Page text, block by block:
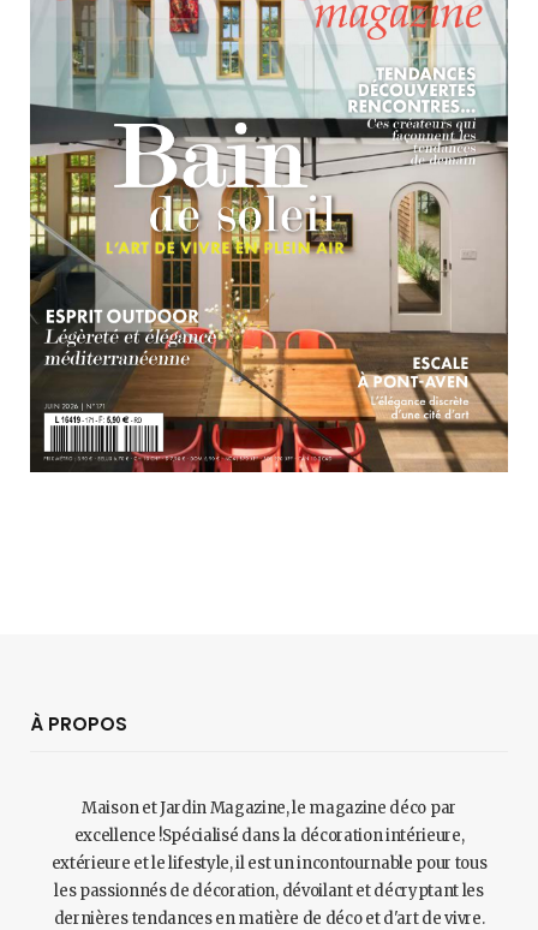
À PROPOS
Maison et Jardin Magazine, le magazine déco par
excellence !Spécialisé dans la décoration intérieure,
extérieure et le lifestyle, il est un incontournable pour tous
les passionnés de décoration, dévoilant et décryptant les
dernières tendances en matière de déco et d'art de vivre.